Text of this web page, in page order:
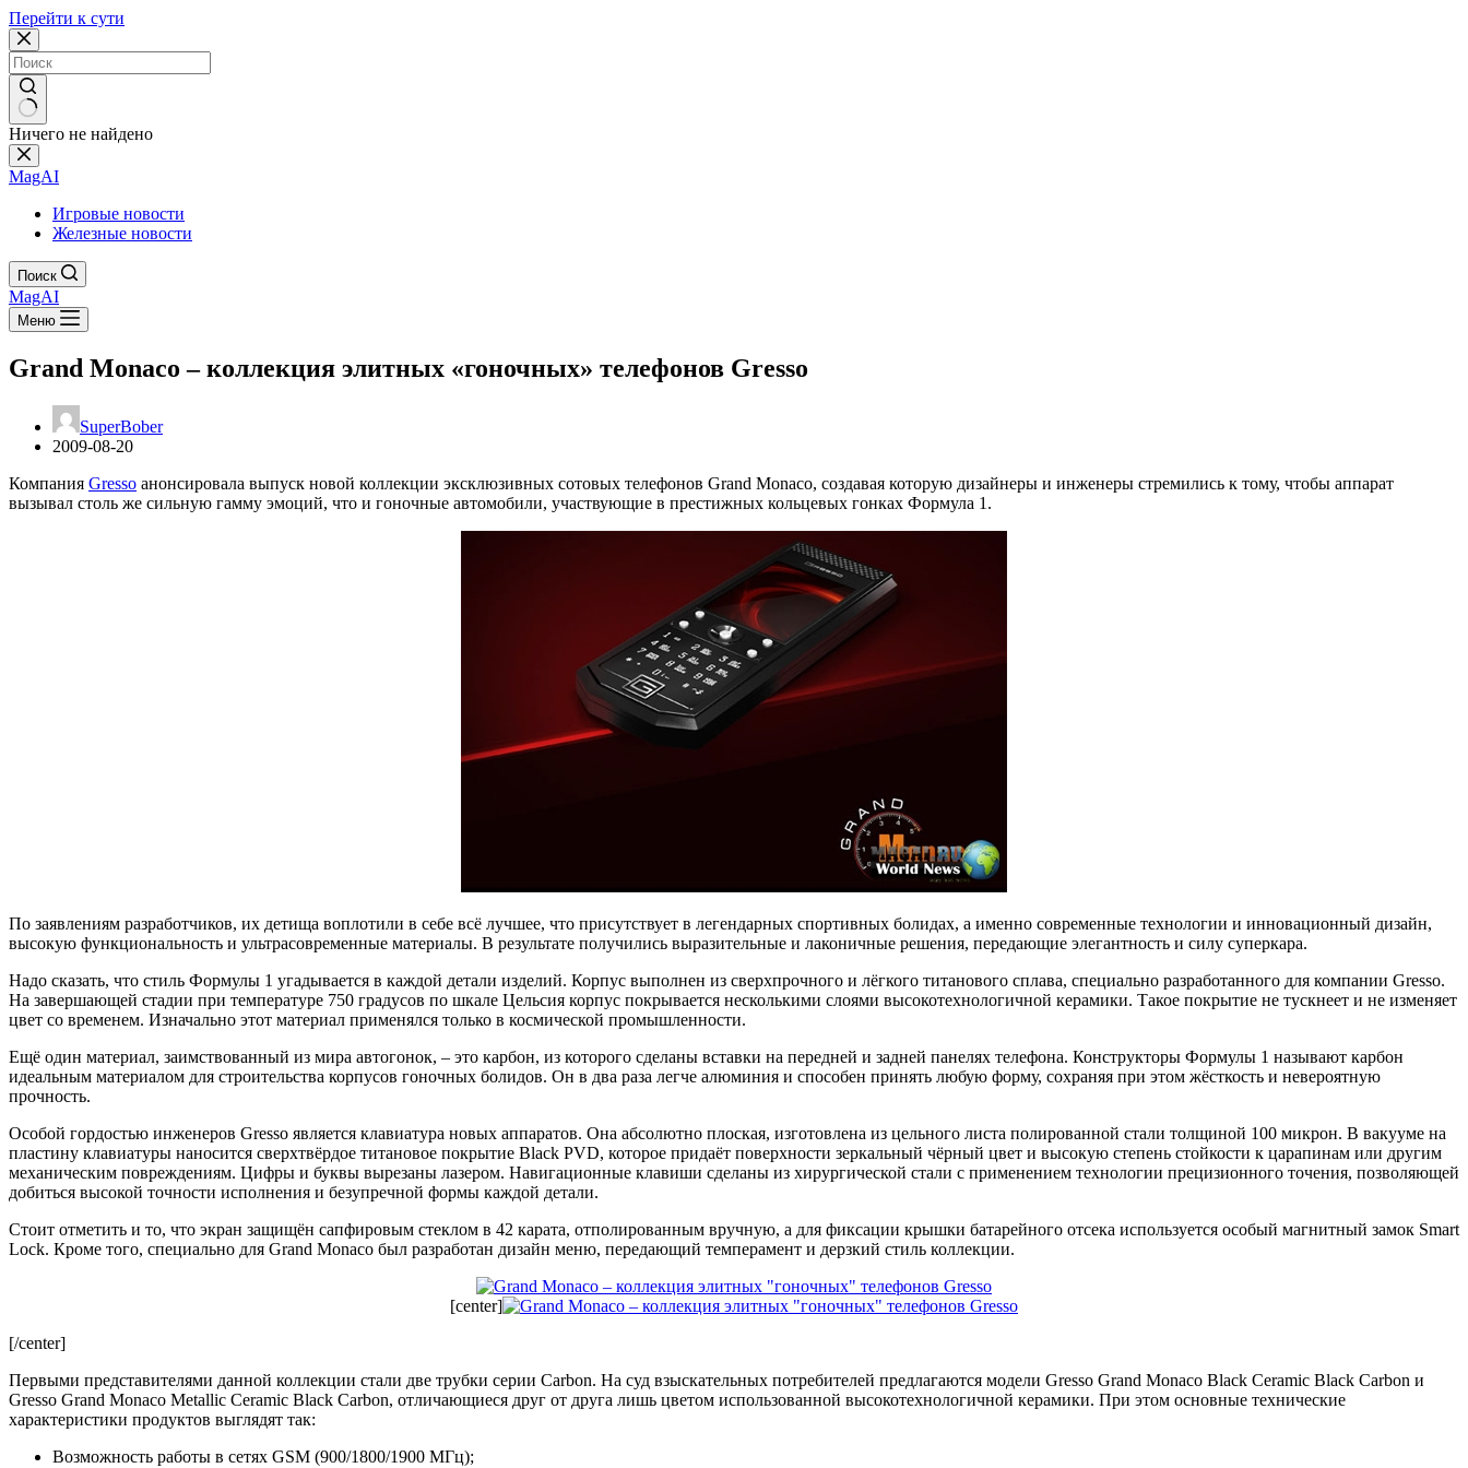
Перейти к сути
Ничего не найдено
MagAI
Игровые новости
Железные новости
Поиск
MagAI
Меню
Grand Monaco – коллекция элитных «гоночных» телефонов Gresso
SuperBober
2009-08-20
Компания Gresso анонсировала выпуск новой коллекции эксклюзивных сотовых телефонов Grand Monaco, создавая которую дизайнеры и инженеры стремились к тому, чтобы аппарат
вызывал столь же сильную гамму эмоций, что и гоночные автомобили, участвующие в престижных кольцевых гонках Формула 1.
По заявлениям разработчиков, их детища воплотили в себе всё лучшее, что присутствует в легендарных спортивных болидах, а именно современные технологии и инновационный дизайн,
высокую функциональность и ультрасовременные материалы. В результате получились выразительные и лаконичные решения, передающие элегантность и силу суперкара.
Надо сказать, что стиль Формулы 1 угадывается в каждой детали изделий. Корпус выполнен из сверхпрочного и лёгкого титанового сплава, специально разработанного для компании Gresso.
На завершающей стадии при температуре 750 градусов по шкале Цельсия корпус покрывается несколькими слоями высокотехнологичной керамики. Такое покрытие не тускнеет и не изменяет
цвет со временем. Изначально этот материал применялся только в космической промышленности.
Ещё один материал, заимствованный из мира автогонок, – это карбон, из которого сделаны вставки на передней и задней панелях телефона. Конструкторы Формулы 1 называют карбон
идеальным материалом для строительства корпусов гоночных болидов. Он в два раза легче алюминия и способен принять любую форму, сохраняя при этом жёсткость и невероятную
прочность.
Особой гордостью инженеров Gresso является клавиатура новых аппаратов. Она абсолютно плоская, изготовлена из цельного листа полированной стали толщиной 100 микрон. В вакууме на
пластину клавиатуры наносится сверхтвёрдое титановое покрытие Black PVD, которое придаёт поверхности зеркальный чёрный цвет и высокую степень стойкости к царапинам или другим
механическим повреждениям. Цифры и буквы вырезаны лазером. Навигационные клавиши сделаны из хирургической стали с применением технологии прецизионного точения, позволяющей
добиться высокой точности исполнения и безупречной формы каждой детали.
Стоит отметить и то, что экран защищён сапфировым стеклом в 42 карата, отполированным вручную, а для фиксации крышки батарейного отсека используется особый магнитный замок Smart
Lock. Кроме того, специально для Grand Monaco был разработан дизайн меню, передающий темперамент и дерзкий стиль коллекции.
[center]
[/center]
Первыми представителями данной коллекции стали две трубки серии Carbon. На суд взыскательных потребителей предлагаются модели Gresso Grand Monaco Black Ceramic Black Carbon и
Gresso Grand Monaco Metallic Ceramic Black Carbon, отличающиеся друг от друга лишь цветом использованной высокотехнологичной керамики. При этом основные технические
характеристики продуктов выглядят так:
Возможность работы в сетях GSM (900/1800/1900 МГц);